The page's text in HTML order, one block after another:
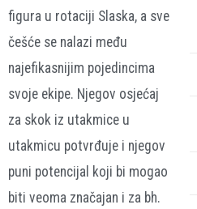
figura u rotaciji Slaska, a sve
češće se nalazi među
najefikasnijim pojedincima
svoje ekipe. Njegov osjećaj
za skok iz utakmice u
utakmicu potvrđuje i njegov
puni potencijal koji bi mogao
biti veoma značajan i za bh.